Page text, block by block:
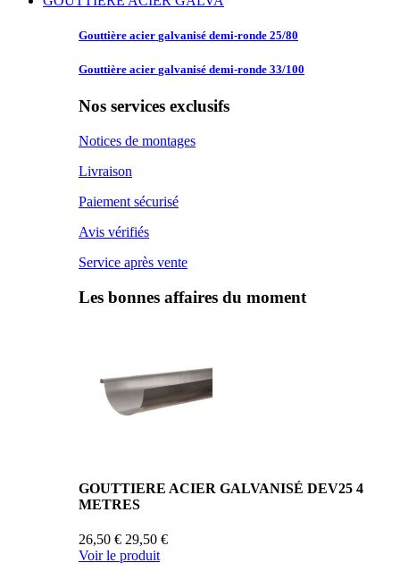
Gouttière acier galvanisé demi-ronde 25/80
Gouttière acier galvanisé demi-ronde 33/100
Nos services exclusifs
Notices de montages
Livraison
Paiement sécurisé
Avis vérifiés
Service après vente
Les bonnes affaires du moment
GOUTTIERE ACIER GALVANISÉ DEV25 4
METRES
26,50 € 29,50 €
Voir le produit